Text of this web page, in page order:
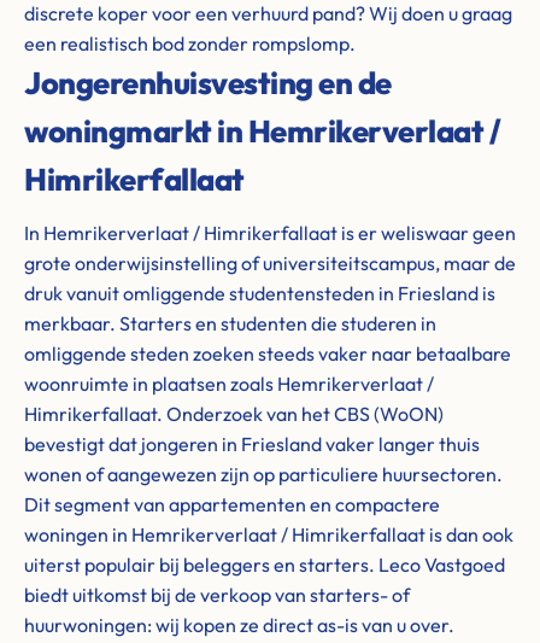
discrete koper voor een verhuurd pand? Wij doen u graag
een realistisch bod zonder rompslomp.
Jongerenhuisvesting en de
woningmarkt in Hemrikerverlaat /
Himrikerfallaat
In Hemrikerverlaat / Himrikerfallaat is er weliswaar geen
grote onderwijsinstelling of universiteitscampus, maar de
druk vanuit omliggende studentensteden in Friesland is
merkbaar. Starters en studenten die studeren in
omliggende steden zoeken steeds vaker naar betaalbare
woonruimte in plaatsen zoals Hemrikerverlaat /
Himrikerfallaat. Onderzoek van het CBS (WoON)
bevestigt dat jongeren in Friesland vaker langer thuis
wonen of aangewezen zijn op particuliere huursectoren.
Dit segment van appartementen en compactere
woningen in Hemrikerverlaat / Himrikerfallaat is dan ook
uiterst populair bij beleggers en starters. Leco Vastgoed
biedt uitkomst bij de verkoop van starters- of
huurwoningen: wij kopen ze direct as-is van u over.